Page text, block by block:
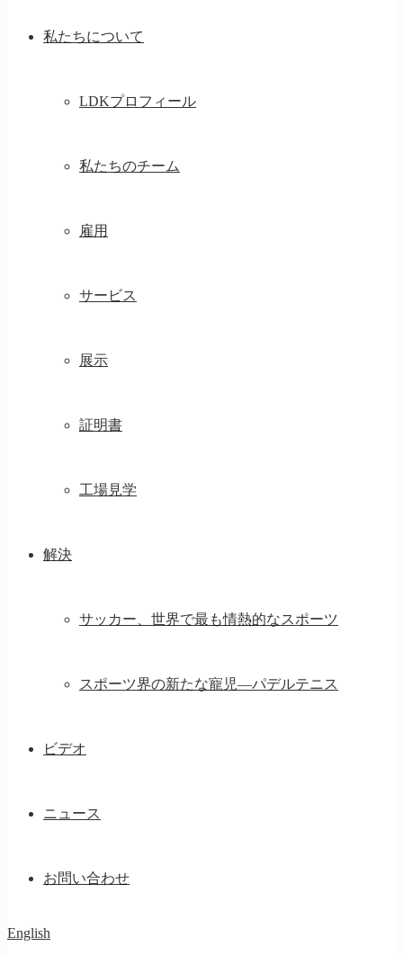
私たちについて
LDKプロフィール
私たちのチーム
雇用
サービス
展示
証明書
工場見学
解決
サッカー、世界で最も情熱的なスポーツ
スポーツ界の新たな寵児—パデルテニス
ビデオ
ニュース
お問い合わせ
English